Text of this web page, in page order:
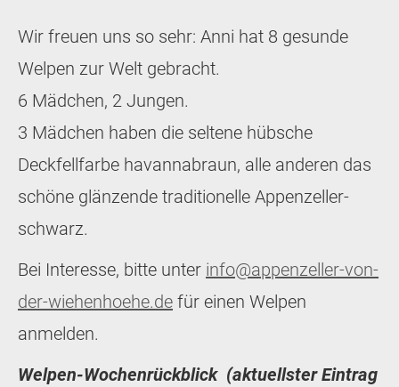
Wir freuen uns so sehr: Anni hat 8 gesunde
Welpen zur Welt gebracht.
6 Mädchen, 2 Jungen.
3 Mädchen haben die seltene hübsche
Deckfellfarbe havannabraun, alle anderen das
schöne glänzende traditionelle Appenzeller-
schwarz.
Bei Interesse, bitte unter info@appenzeller-von-
der-wiehenhoehe.de für einen Welpen
anmelden.
Welpen-Wochenrückblick (aktuellster Eintrag